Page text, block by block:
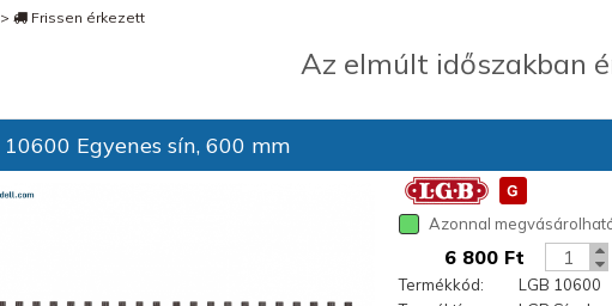
> Frissen érkezett
Az elmúlt időszakban
10600 Egyenes sín, 600 mm
Azonnal
6 800 Ft
Termékkód:
LGB 10600